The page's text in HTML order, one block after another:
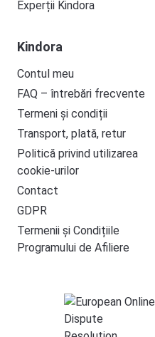
Experții Kindora
Kindora
Contul meu
FAQ – întrebări frecvente
Termeni și condiții
Transport, plată, retur
Politică privind utilizarea
cookie-urilor
Contact
GDPR
Termenii și Condițiile
Programului de Afiliere